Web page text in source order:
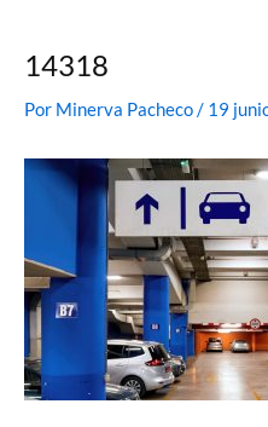
14318
Por Minerva Pacheco/ 19